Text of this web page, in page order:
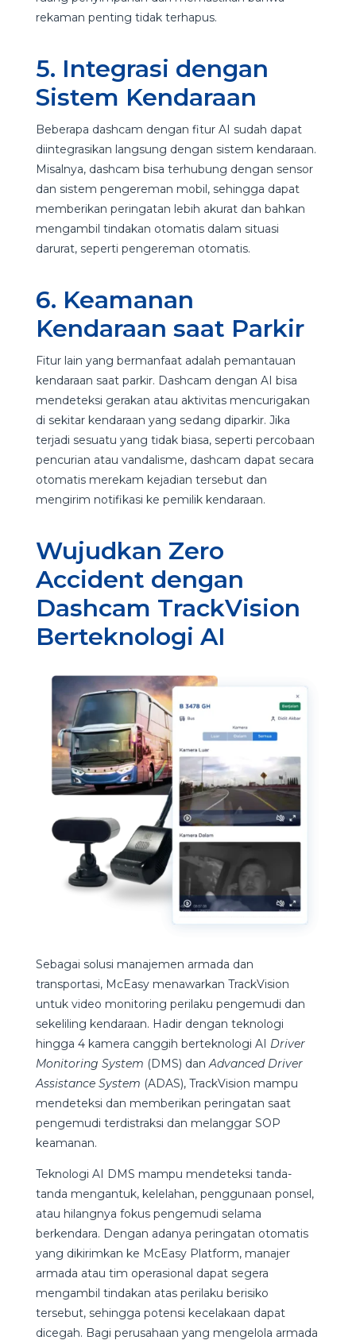
rekaman penting tidak terhapus.
5. Integrasi dengan
Sistem Kendaraan
Beberapa dashcam dengan fitur AI sudah dapat
diintegrasikan langsung dengan sistem kendaraan.
Misalnya, dashcam bisa terhubung dengan sensor
dan sistem pengereman mobil, sehingga dapat
memberikan peringatan lebih akurat dan bahkan
mengambil tindakan otomatis dalam situasi
darurat, seperti pengereman otomatis.
6. Keamanan
Kendaraan saat Parkir
Fitur lain yang bermanfaat adalah pemantauan
kendaraan saat parkir. Dashcam dengan AI bisa
mendeteksi gerakan atau aktivitas mencurigakan
di sekitar kendaraan yang sedang diparkir. Jika
terjadi sesuatu yang tidak biasa, seperti percobaan
pencurian atau vandalisme, dashcam dapat secara
otomatis merekam kejadian tersebut dan
mengirim notifikasi ke pemilik kendaraan.
Wujudkan Zero
Accident dengan
Dashcam TrackVision
Berteknologi AI
Sebagai solusi manajemen armada dan
transportasi, McEasy menawarkan TrackVision
untuk video monitoring perilaku pengemudi dan
sekeliling kendaraan. Hadir dengan teknologi
hingga 4 kamera canggih berteknologi AI Driver
Monitoring System (DMS) dan Advanced Driver
Assistance System (ADAS), TrackVision mampu
mendeteksi dan memberikan peringatan saat
pengemudi terdistraksi dan melanggar SOP
keamanan.
Teknologi AI DMS mampu mendeteksi tanda-
tanda mengantuk, kelelahan, penggunaan ponsel,
atau hilangnya fokus pengemudi selama
berkendara. Dengan adanya peringatan otomatis
yang dikirimkan ke McEasy Platform, manajer
armada atau tim operasional dapat segera
mengambil tindakan atas perilaku berisiko
tersebut, sehingga potensi kecelakaan dapat
dicegah. Bagi perusahaan yang mengelola armada